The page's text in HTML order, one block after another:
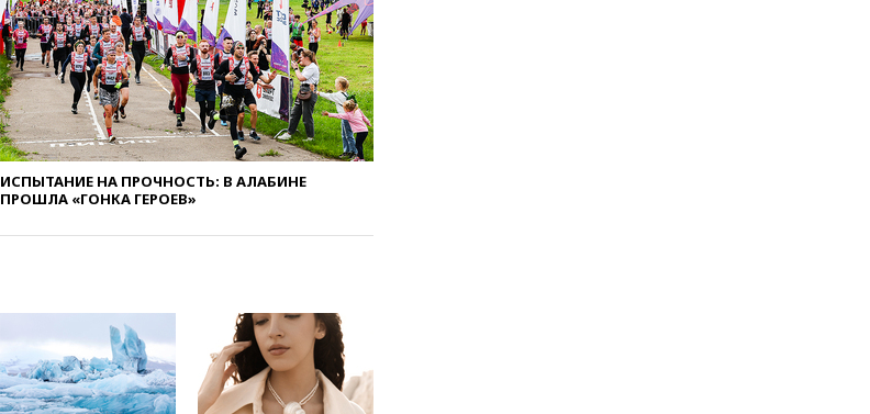
вчера, 22:59 На башню
ресторана «Армения» в
Москве вернут утраченную
скульптуру балерины
вчера, 22:45Литовец
протаранил погранпункт при
попытке попасть в Россию
вчера, 22:28Бессент
анонсировал скорое
огня США и Ирана
при нападении в Чехии
вчера, 22:00Путин поручил
выделить средства на новые
РЛС для Белгородской
области
ИСПЫТАНИЕ НА ПРОЧНОСТЬ: В АЛАБИНЕ
ПРОШЛА «ГОНКА ГЕРОЕВ»